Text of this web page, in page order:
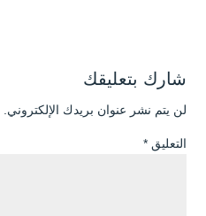
شارك بتعليقك
لن يتم نشر عنوان بريدك الإلكتروني.
التعليق *